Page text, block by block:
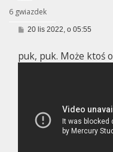
6 gwiazdek
P
t
20 lis 2022, o 05:55
puk, puk. Może ktoś